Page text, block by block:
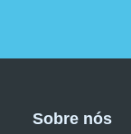
Sobre nós